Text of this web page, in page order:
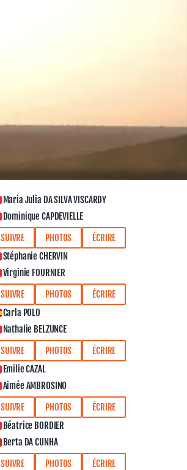
Maria Julia DA SILVA VISCARDY
Dominique CAPDEVIELLE
SUIVRE
PHOTOS ÉCRIRE
Stéphanie CHERVIN
Virginie FOURNIER
SUIVRE
PHOTOS ÉCRIRE
Carla POLO
Nathalie BELZUNCE
SUIVRE
PHOTOS ÉCRIRE
Emilie CAZAL
Aimée AMBROSINO
SUIVRE
PHOTOS ÉCRIRE
Béatrice BORDIER
Berta DA CUNHA
SUIVRE
PHOTOS ÉCRIRE